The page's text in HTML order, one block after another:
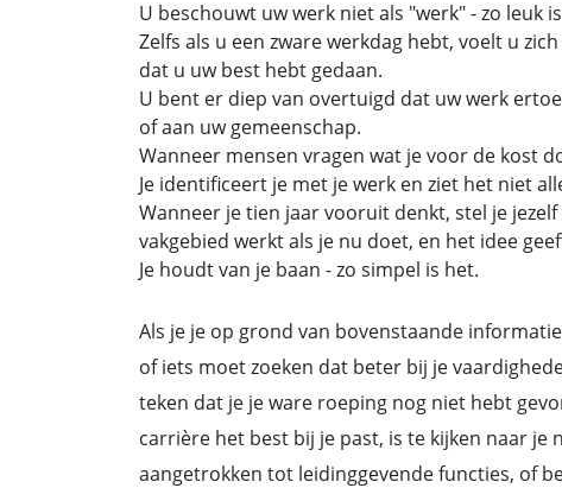
U beschouwt uw werk niet als "werk" - zo leuk
Zelfs als u een zware werkdag hebt, voelt u
dat u uw best hebt gedaan.
U bent er diep van overtuigd dat uw werk
of aan uw gemeenschap.
Wanneer mensen vragen wat je voor de kost
Je identificeert je met je werk en ziet het niet
Wanneer je tien jaar vooruit denkt, stel je
vakgebied werkt als je nu doet, en het idee
Je houdt van je baan - zo simpel is het.
Als je je op grond van bovenstaande
of iets moet zoeken dat beter bij je
teken dat je je ware roeping nog niet hebt
carrière het best bij je past, is te kijken naar
aangetrokken tot leidinggevende functies, of